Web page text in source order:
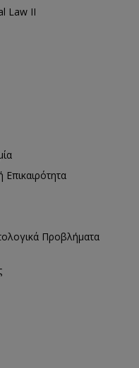
Law II
Επικαιρότητα
Προβλήματα